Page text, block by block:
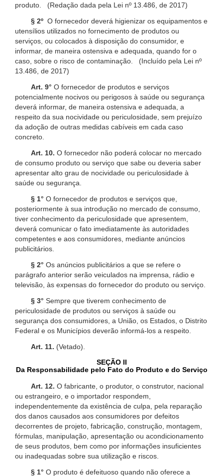
produto. (Redação dada pela Lei nº 13.486, de 2017)
§ 2º O fornecedor deverá higienizar os equipamentos e
utensílios utilizados no fornecimento de produtos ou
serviços, ou colocados à disposição do consumidor, e
informar, de maneira ostensiva e adequada, quando for o
caso, sobre o risco de contaminação. (Incluído pela Lei nº
13.486, de 2017)
Art. 9° O fornecedor de produtos e serviços
potencialmente nocivos ou perigosos à saúde ou segurança
deverá informar, de maneira ostensiva e adequada, a
respeito da sua nocividade ou periculosidade, sem prejuízo
da adoção de outras medidas cabíveis em cada caso
concreto.
Art. 10. O fornecedor não poderá colocar no mercado
de consumo produto ou serviço que sabe ou deveria saber
apresentar alto grau de nocividade ou periculosidade à
saúde ou segurança.
§ 1° O fornecedor de produtos e serviços que,
posteriormente à sua introdução no mercado de consumo,
tiver conhecimento da periculosidade que apresentem,
deverá comunicar o fato imediatamente às autoridades
competentes e aos consumidores, mediante anúncios
publicitários.
§ 2° Os anúncios publicitários a que se refere o
parágrafo anterior serão veiculados na imprensa, rádio e
televisão, às expensas do fornecedor do produto ou serviço.
§ 3° Sempre que tiverem conhecimento de
periculosidade de produtos ou serviços à saúde ou
segurança dos consumidores, a União, os Estados, o Distrito
Federal e os Municípios deverão informá-los a respeito.
Art. 11. (Vetado).
SEÇÃO II
Da Responsabilidade pelo Fato do Produto e do Serviço
Art. 12. O fabricante, o produtor, o construtor, nacional
ou estrangeiro, e o importador respondem,
independentemente da existência de culpa, pela reparação
dos danos causados aos consumidores por defeitos
decorrentes de projeto, fabricação, construção, montagem,
fórmulas, manipulação, apresentação ou acondicionamento
de seus produtos, bem como por informações insuficientes
ou inadequadas sobre sua utilização e riscos.
§ 1° O produto é defeituoso quando não oferece a